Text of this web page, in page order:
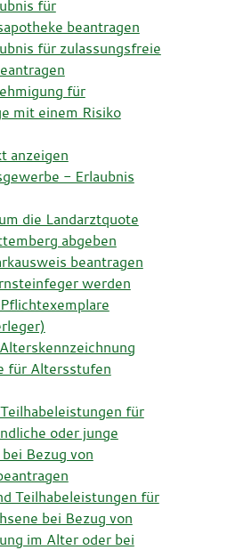
für
beantragen
für zulassungsfreie
für
mit einem Risiko
anzeigen
- Erlaubnis
die Landarztquote
abgeben
beantragen
werden
für Altersstufen
für
oder junge
Bezug von
Teilhabeleistungen für
bei Bezug von
im Alter oder bei